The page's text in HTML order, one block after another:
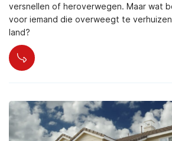
versnellen of heroverwegen. Maar wat
voor iemand die overweegt te
land?